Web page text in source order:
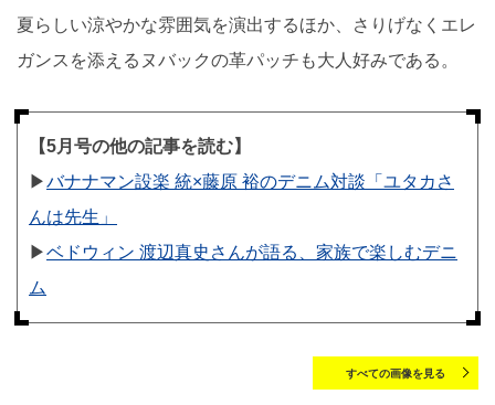
夏らしい涼やかな雰囲気を演出するほか、さりげなくエレ
ガンスを添えるヌバックの革パッチも大人好みである。
【5月号の他の記事を読む】
▶︎バナナマン設楽 統×藤原 裕のデニム対談「ユタカさ
んは先生」
▶︎ベドウィン 渡辺真史さんが語る、家族で楽しむデニ
ム
すべての画像を見る